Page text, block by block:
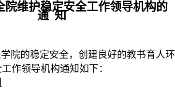
院维护稳定安全工作领导机构的
通 知
院的稳定安全，创建良好的教书育人
作领导机构通知如下：